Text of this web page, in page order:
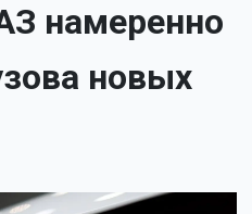
намеренно
новых